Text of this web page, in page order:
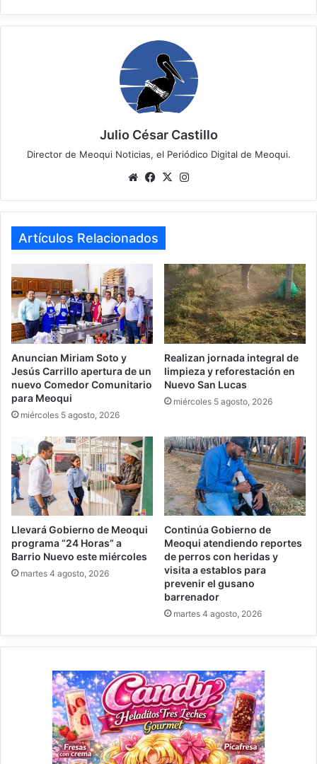
Julio César Castillo
Director de Meoqui Noticias, el Periódico Digital de Meoqui.
We
te
Fa
bo
ok
X
ra
Artículos Relacionados
Anuncian Miriam Soto y
Jesús Carrillo apertura de un
nuevo Comedor Comunitario
para Meoqui
miércoles 5 agosto, 2026
Realizan jornada integral de
limpieza y reforestación en
Nuevo San Lucas
miércoles 5 agosto, 2026
Llevará Gobierno de Meoqui
programa “24 Horas” a
Barrio Nuevo este miércoles
martes 4 agosto, 2026
Continúa Gobierno de
Meoqui atendiendo reportes
de perros con heridas y
visita a establos para
prevenir el gusano
barrenador
martes 4 agosto, 2026